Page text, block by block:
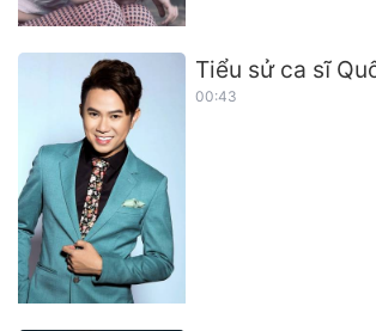
Tiểu sử ca sĩ
00:43